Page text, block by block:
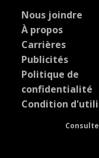
Nous joindre
À propos
Carrières
Publicités
Politique de
confidentialité
Condition